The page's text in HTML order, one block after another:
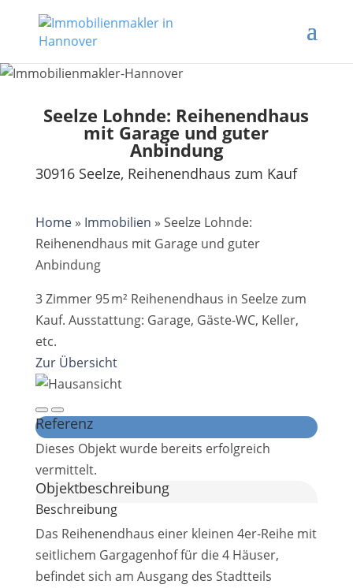
Seelze Lohnde: Reihenendhaus
mit Garage und guter
Anbindung
30916 Seelze, Reihenendhaus zum Kauf
Home» Immobilien » Seelze Lohnde:
Reihenendhaus mit Garage und guter
Anbindung
3 Zimmer 95 m² Reihenendhaus in Seelze zum
Kauf. Ausstattung: Garage, Gäste-WC, Keller,
etc.
Zur Übersicht
Referenz
Dieses Objekt wurde bereits erfolgreich
vermittelt.
Objekt­beschreibung
Beschreibung
Das Reihenendhaus einer kleinen 4er-Reihe mit
seitlichem Gargagenhof für die 4 Häuser,
befindet sich am Ausgang des Stadtteils